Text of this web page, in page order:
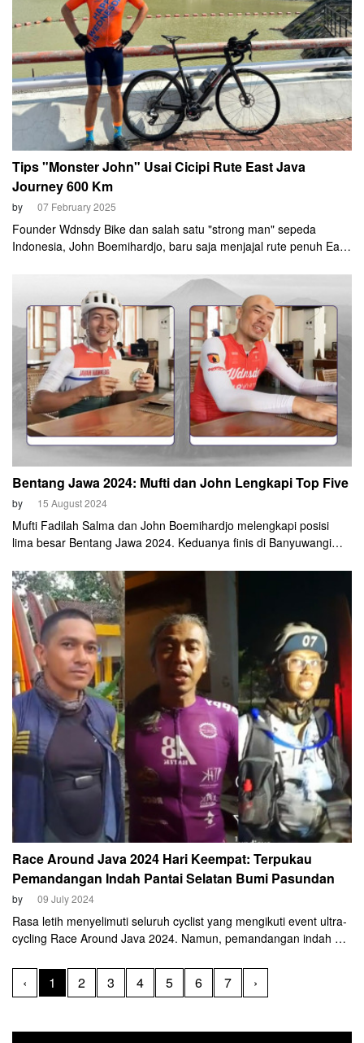
Tips "Monster John" Usai Cicipi Rute East Java
Journey 600 Km
by 07 February 2025
Founder Wdnsdy Bike dan salah satu "strong man" sepeda
Indonesia, John Boemihardjo, baru saja menjajal rute penuh East
rute (609 km) dalam waktu total hanya 37 jam dan 27 menit. Alias
hanya kurang lebih 1,5 hari!
Bentang Jawa 2024: Mufti dan John Lengkapi Top Five
by 15 August 2024
Mufti Fadilah Salma dan John Boemihardjo melengkapi posisi
lima besar Bentang Jawa 2024. Keduanya finis di Banyuwangi
dahulu. Tepatnya pukul 14.30 WIB. Sedangkan, John tiba 20
menit setelahnya.
Race Around Java 2024 Hari Keempat: Terpukau
Pemandangan Indah Pantai Selatan Bumi Pasundan
by 09 July 2024
Rasa letih menyelimuti seluruh cyclist yang mengikuti event ultra-
cycling Race Around Java 2024. Namun, pemandangan indah di
cukup manjur bagi para cyclist.
‹ 1 2 3 4 5 6 7 ›